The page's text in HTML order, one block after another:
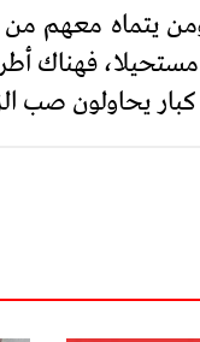
ومن يتماه
فهناك
يحاولون صب